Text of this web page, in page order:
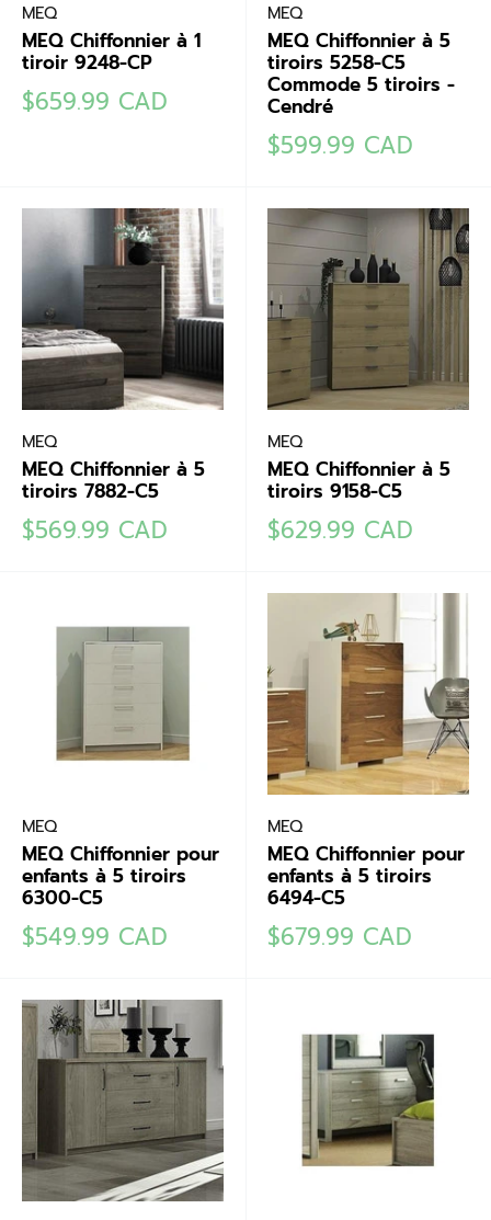
MEQ
MEQ Chiffonnier à 1
tiroir 9248-CP
Prix
réduit
$659.99 CAD
MEQ
MEQ Chiffonnier à 5
tiroirs 5258-C5
Commode 5 tiroirs -
Cendré
Prix
réduit
$599.99 CAD
MEQ
MEQ Chiffonnier à 5
tiroirs 7882-C5
Prix
réduit
$569.99 CAD
MEQ
MEQ Chiffonnier à 5
tiroirs 9158-C5
Prix
réduit
$629.99 CAD
MEQ
MEQ Chiffonnier pour
enfants à 5 tiroirs
6300-C5
Prix
réduit
$549.99 CAD
MEQ
MEQ Chiffonnier pour
enfants à 5 tiroirs
6494-C5
Prix
réduit
$679.99 CAD